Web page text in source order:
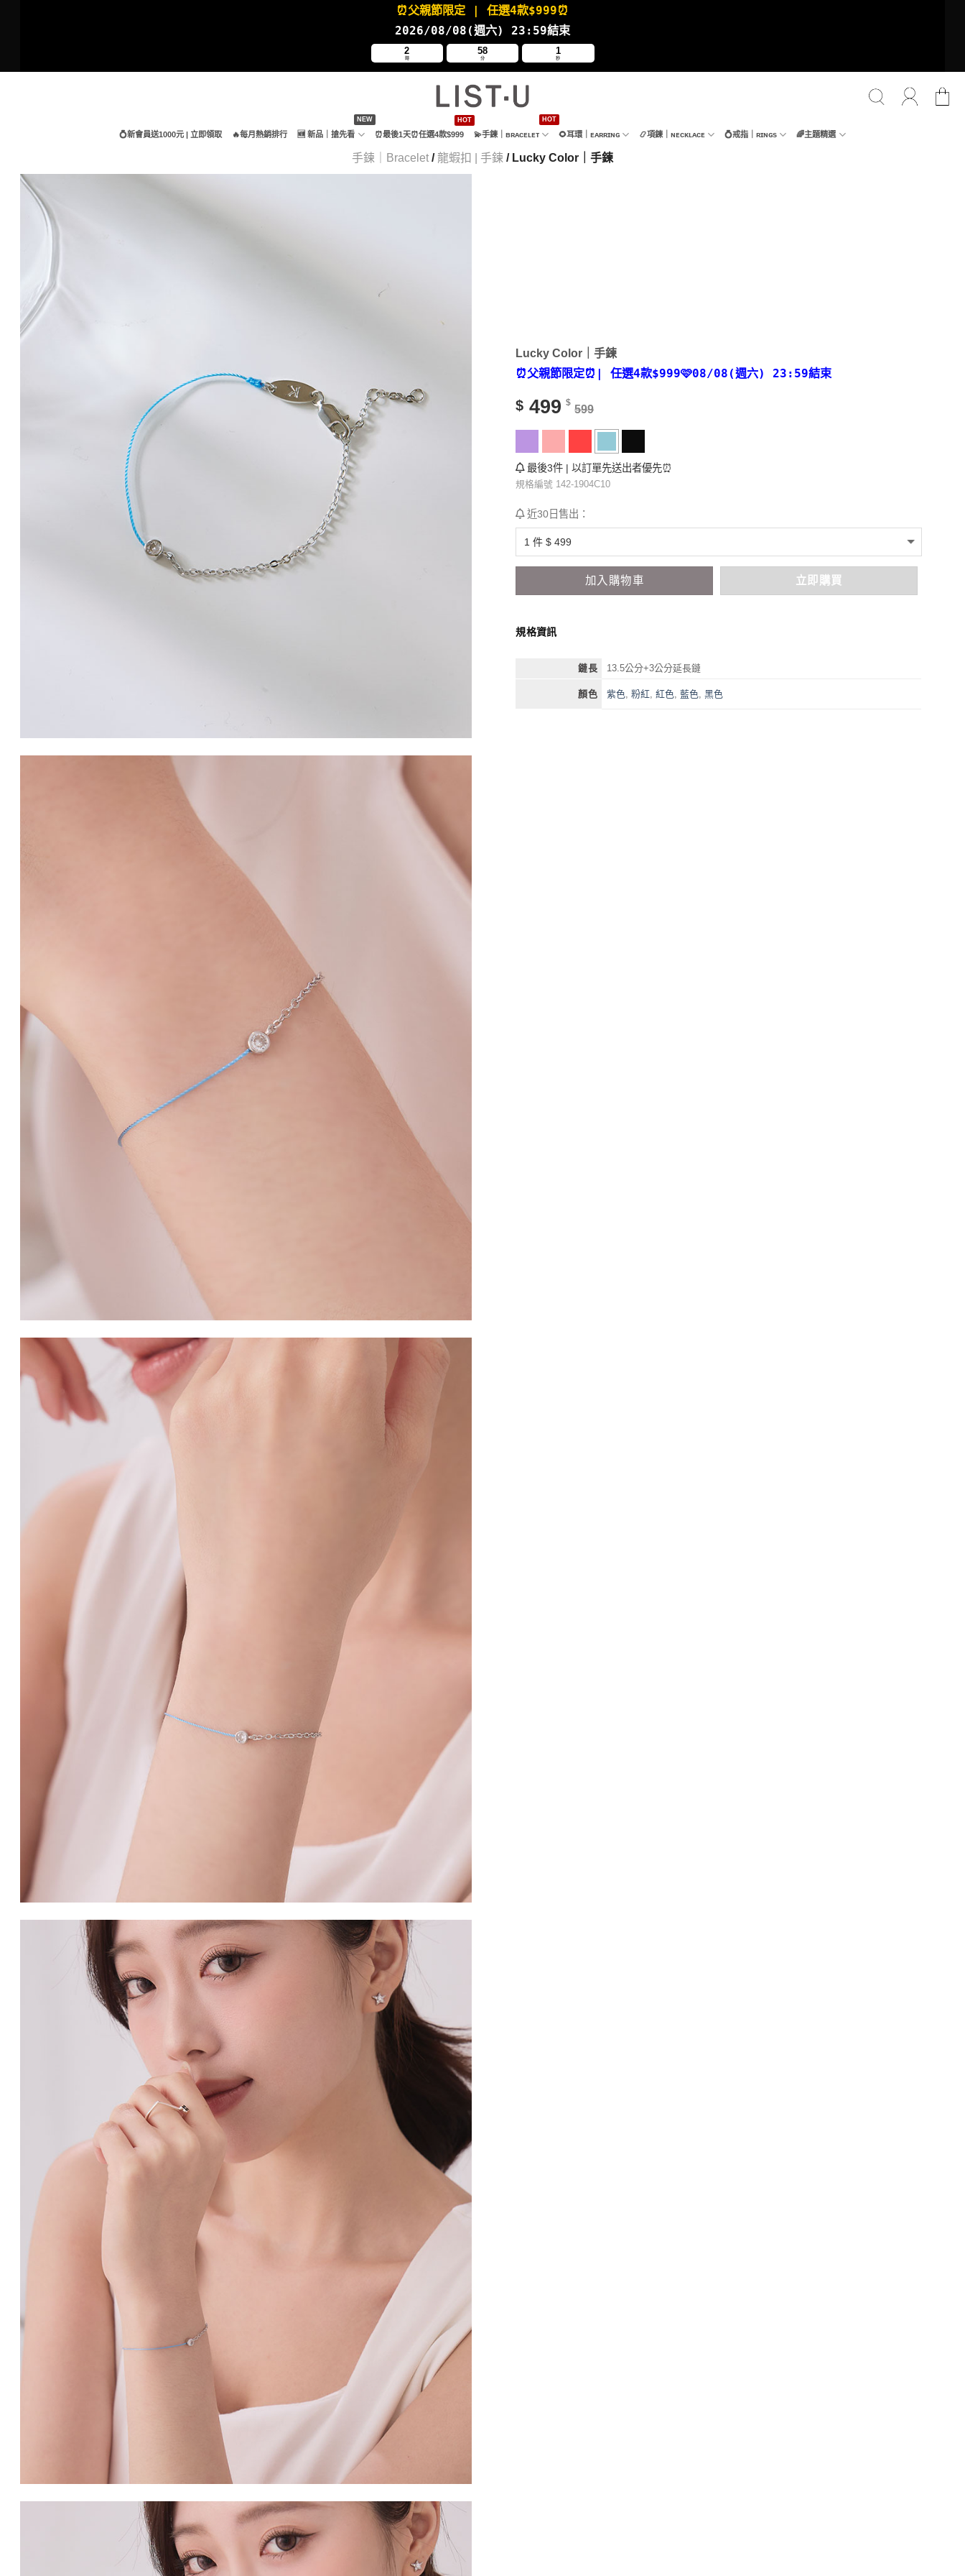
⏰父親節限定 | 任選4款$999⏰
2026/08/08(週六) 23:59結束
2
時
57
分
59
秒
💍新會員送1000元 | 立即領取 🔥每月熱銷排行 🆕 新品｜搶先看 ⏰最後1天⏰任選4款$999 💫手鍊｜ʙʀᴀᴄᴇʟᴇᴛ 🌻耳環｜ᴇᴀʀʀɪɴɢ 📿項鍊｜ɴᴇᴄᴋʟᴀᴄᴇ 💍戒指｜ʀɪɴɢs 🌈主題精選
手鍊｜Bracelet/龍蝦扣 | 手鍊 / Lucky Color｜手鍊
Lucky Color｜手鍊
⏰父親節限定⏰ | 任選4款$999🩷08/08(週六) 23:59結束
$ 499 $
599
最後3件 | 以訂單先送出者優先⏰
規格編號 142-1904C10
近30日售出：
加入購物車 立即購買
規格資訊
鏈長 13.5公分+3公分延長鏈
顏色 紫色, 粉紅, 紅色, 藍色, 黑色